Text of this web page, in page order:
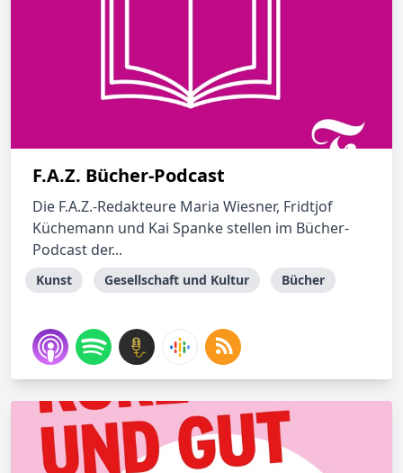
F.A.Z. Bücher-Podcast
Die F.A.Z.-Redakteure Maria Wiesner, Fridtjof
Küchemann und Kai Spanke stellen im Bücher-
Podcast der...
Kunst Gesellschaft und Kultur Bücher